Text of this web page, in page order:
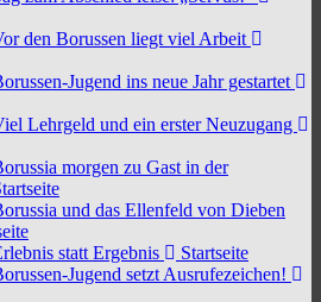
den Borussen liegt viel Arbeit
Jugend ins neue Jahr gestartet
Lehrgeld und ein erster Neuzugang
morgen zu Gast in der
und das Ellenfeld von Dieben
statt Ergebnis
Startseite
Jugend setzt Ausrufezeichen!